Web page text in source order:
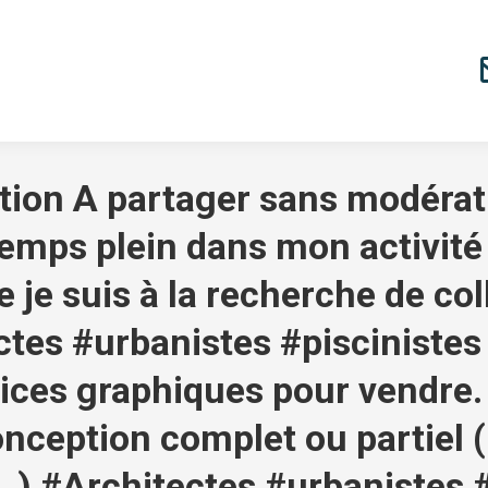
A partager sans
plein dans mon
je suis à la recherche de
#urbanistes
graphiques pour
complet ou partiel